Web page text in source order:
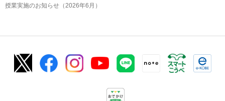
授業実施のお知らせ（2026年6月）